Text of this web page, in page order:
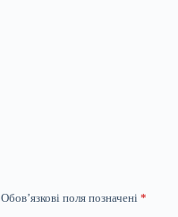
Обов’язкові поля позначені *